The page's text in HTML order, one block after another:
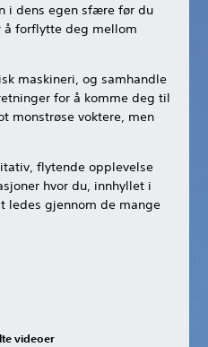
i dens egen sfære før du
forflytte deg mellom
maskineri, og samhandle
for å komme deg til
monstrøse voktere, men
flytende opplevelse
hvor du, innhyllet i
ledes gjennom de mange
videoer